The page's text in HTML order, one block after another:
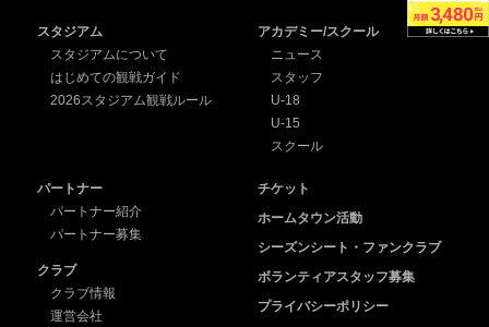
スタジアム
スタジアムについて
はじめての観戦ガイド
2026スタジアム観戦ルール
アカデミー/スクール
ニュース
スタッフ
U-18
U-15
スクール
パートナー
パートナー紹介
パートナー募集
クラブ
クラブ情報
運営会社
チケット
ホームタウン活動
シーズンシート・ファンクラブ
ボランティアスタッフ募集
プライバシーポリシー